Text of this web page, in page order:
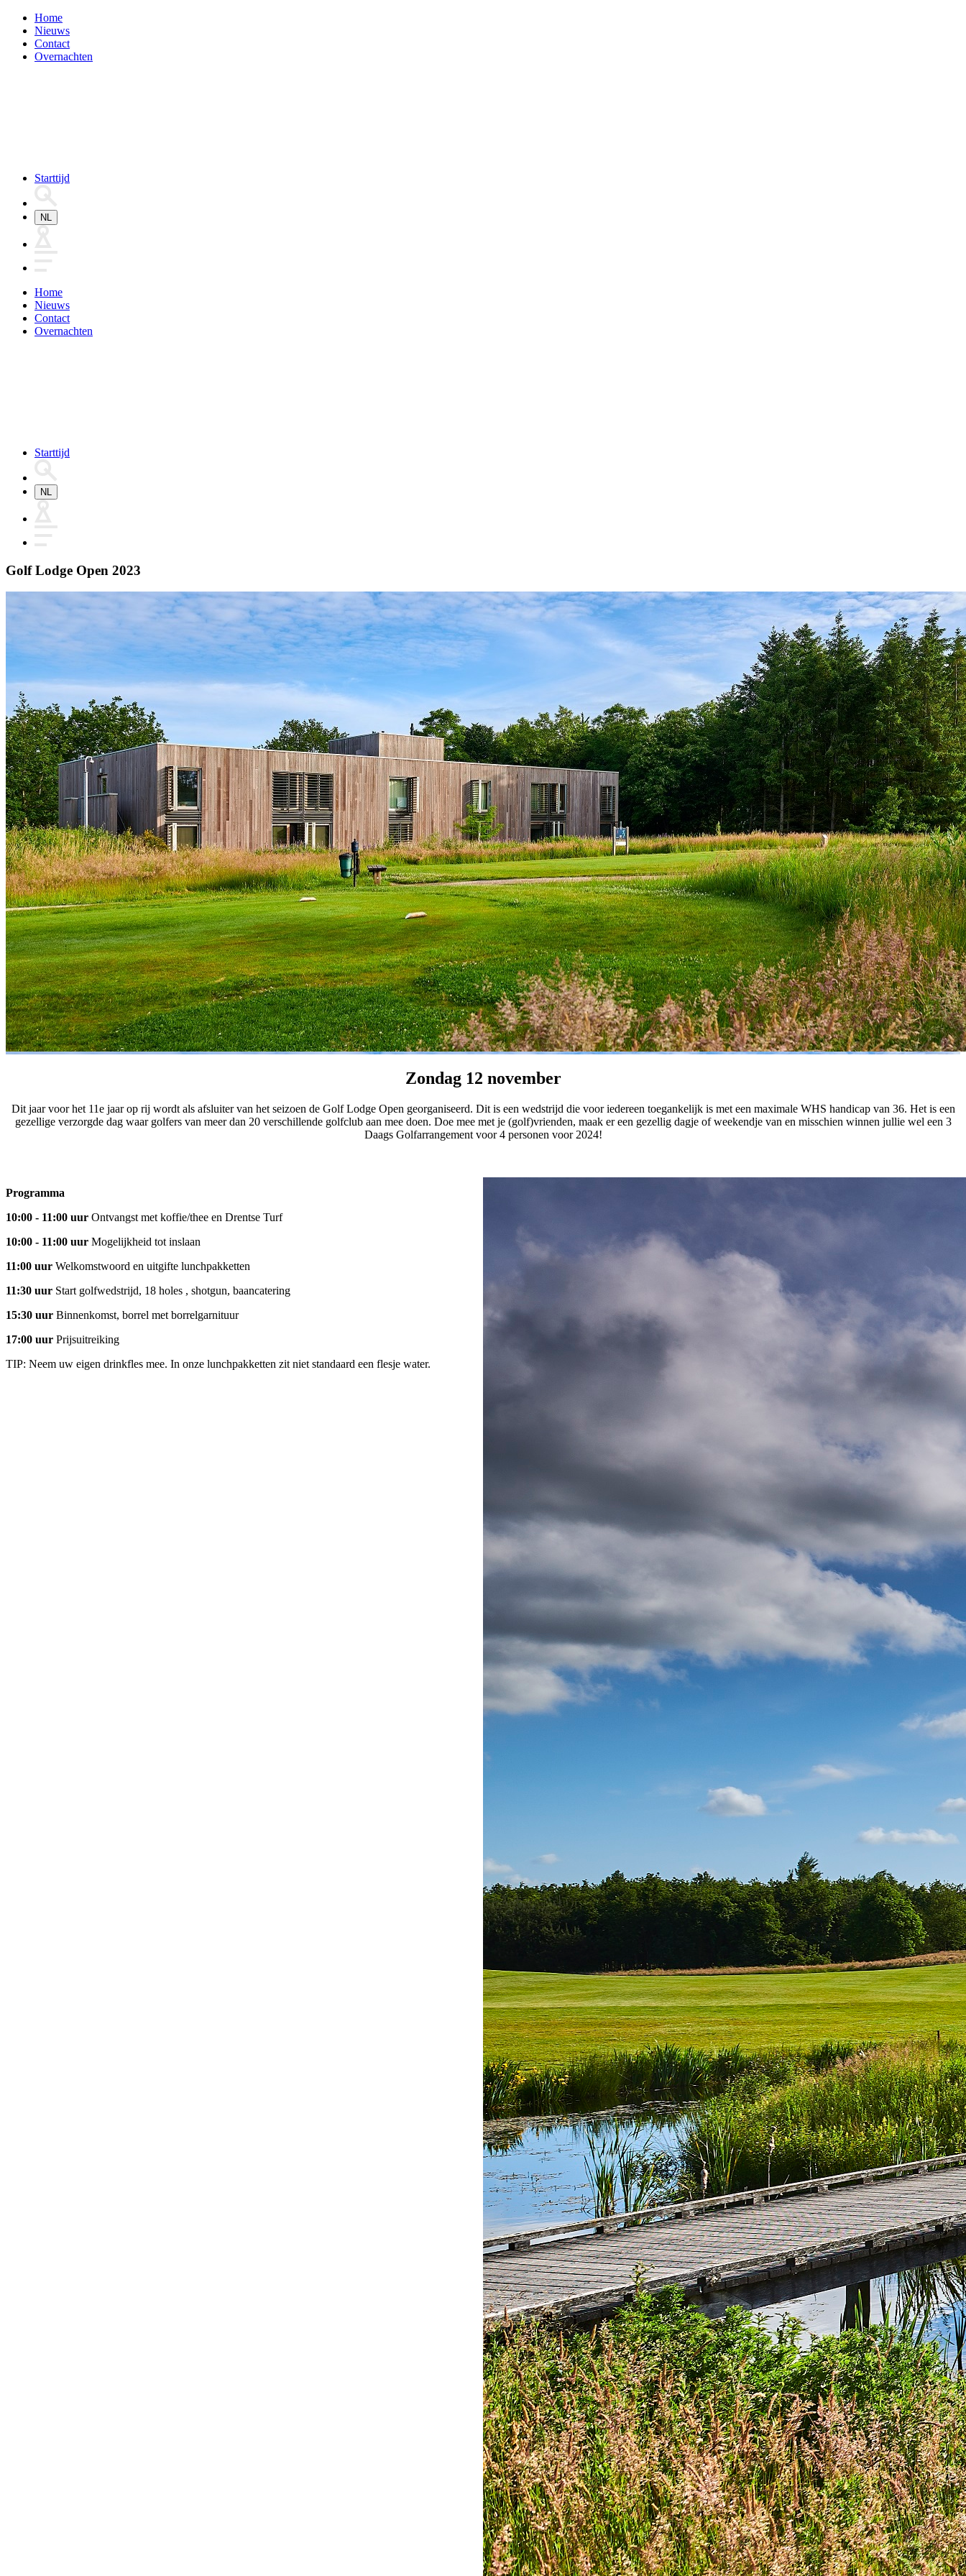
Home
Nieuws
Contact
Overnachten
Starttijd
NL
Home
Nieuws
Contact
Overnachten
Starttijd
NL
Golf Lodge Open 2023
Zondag 12 november
Dit jaar voor het 11e jaar op rij wordt als afsluiter van het seizoen de Golf Lodge Open georganiseerd. Dit is een wedstrijd die voor iedereen toegankelijk is met een maximale WHS handicap van 36. Het is een
gezellige verzorgde dag waar golfers van meer dan 20 verschillende golfclub aan mee doen. Doe mee met je (golf)vrienden, maak er een gezellig dagje of weekendje van en misschien winnen jullie wel een 3
Daags Golfarrangement voor 4 personen voor 2024!
Programma
10:00 - 11:00 uur Ontvangst met koffie/thee en Drentse Turf
10:00 - 11:00 uur Mogelijkheid tot inslaan
11:00 uur Welkomstwoord en uitgifte lunchpakketten
11:30 uur Start golfwedstrijd, 18 holes , shotgun, baancatering
15:30 uur Binnenkomst, borrel met borrelgarnituur
17:00 uur Prijsuitreiking
TIP: Neem uw eigen drinkfles mee. In onze lunchpakketten zit niet standaard een flesje water.